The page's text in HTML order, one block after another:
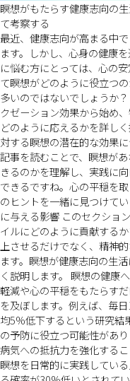
瞑想がもたらす健康志向の
て考察する
最近、健康志向が高まる中
ます。しかし、心身の健康
に悩む方にとっては、心の
て瞑想がどのように役立つ
多いのではないでしょうか
クゼーション効果から始め
どのように応えるかを詳し
対する瞑想の潜在的な効果
記事を読むことで、瞑想が
きるのかを理解し、実践に
できるですね。心の平穏を
のヒントを一緒に見つけて
に与える影響 このセクショ
イルにどのように貢献する
上させるだけでなく、精神
ます。瞑想が健康志向の生
く説明します。 瞑想の健康
軽減や心の平穏をもたらす
を及ぼします。例えば、毎
均5%低下するという研究結
の予防に役立つ可能性があ
病気への抵抗力を強化する
瞑想を日常的に実践してい